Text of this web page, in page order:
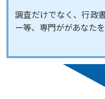
調査だけでなく、行政
ー等、専門ががあなた